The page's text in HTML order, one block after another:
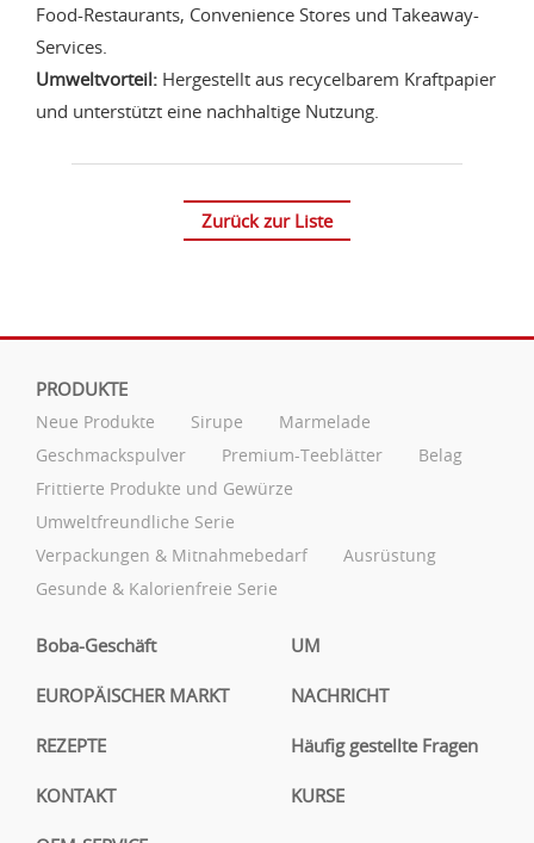
Food-Restaurants, Convenience Stores und Takeaway-
Services.
Umweltvorteil: Hergestellt aus recycelbarem Kraftpapier
und unterstützt eine nachhaltige Nutzung.
Zurück zur Liste
PRODUKTE
Neue Produkte Sirupe
Marmelade
Geschmackspulver
Premium-Teeblätter
Belag
Frittierte Produkte und Gewürze
Umweltfreundliche Serie
Verpackungen & Mitnahmebedarf
Ausrüstung
Gesunde & Kalorienfreie Serie
Boba-Geschäft UM
EUROPÄISCHER MARKT NACHRICHT
REZEPTE Häufig gestellte Fragen
KONTAKT KURSE